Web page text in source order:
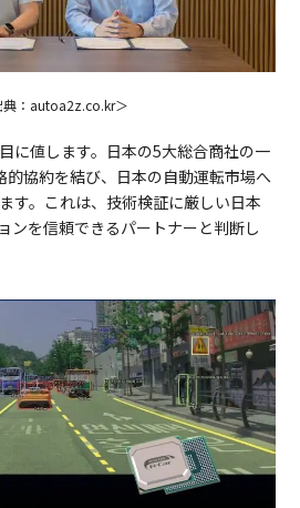
典：autoa2z.co.kr＞
に値します。日本の5大総合商社の一
的協約を結び、日本の自動運転市場へ
す。これは、技術検証に厳しい日本
ンを信頼できるパートナーと判断し